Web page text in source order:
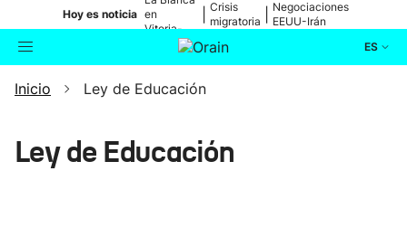
Hoy es noticia en
Vitoria-
Gasteiz
Crisis
migratoria
Negociaciones
EEUU-Irán
ES
Buscador Actualidad
Política
Inicio Ley de Educación
Ley de Educación